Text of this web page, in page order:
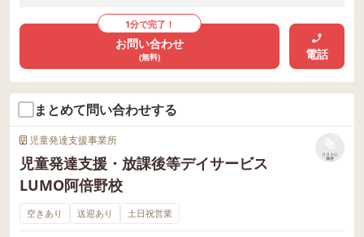
1分で完了！
お問い合わせ
(無料) 電話
まとめて問い合わせする
児童発達支援事業所
児童発達支援・放課後等デイサービス
LUMO阿倍野校
リストに
保存
空きあり 送迎あり 土日祝営業